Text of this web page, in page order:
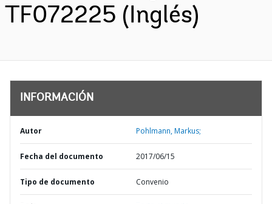
TF072225 (Inglés)
INFORMACIÓN
Autor Pohlmann, Markus;
Fecha del documento 2017/06/15
Tipo de documento Convenio